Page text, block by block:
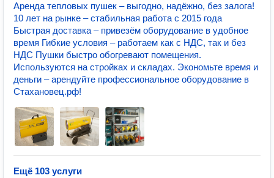
Аренда тепловых пушек – выгодно, надёжно, без залога!
10 лет на рынке – стабильная работа с 2015 года
Быстрая доставка – привезём оборудование в удобное
время Гибкие условия – работаем как с НДС, так и без
НДС Пушки быстро обогревают помещения.
Используются на стройках и складах. Экономьте время и
деньги – арендуйте профессиональное оборудование в
Стахановец.рф!
Ещё 103 услуги